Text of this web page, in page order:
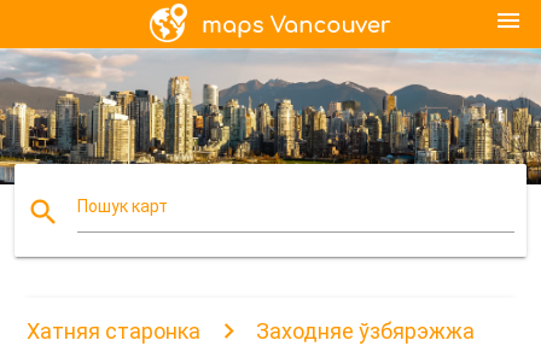
menu
search Пошук карт
Хатняя старонка Заходняе ўзбярэжжа